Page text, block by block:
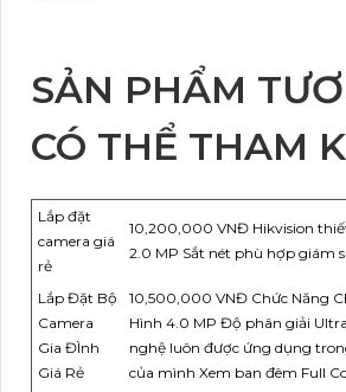
SẢN PHẨM
CÓ THỂ THAM
Lắp đặt
camera giá
rẻ
10,200,000 VNĐ Hikvision
2.0 MP Sắt nét phù hợp giám
Lắp Đặt Bộ
Camera
Gia ĐÌnh
Giá Rẻ
10,500,000 VNĐ Chức Năng
Hình 4.0 MP Độ phân giải
nghệ luôn được ứng dụng
của mình Xem ban đêm Full